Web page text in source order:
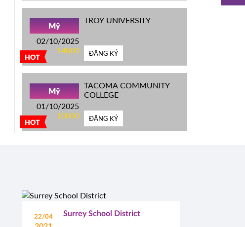
HOT
Mỹ
02/10/2025
14h00
TROY UNIVERSITY
ĐĂNG KÝ
HOT
Mỹ
01/10/2025
10h00
TACOMA COMMUNITY
COLLEGE
ĐĂNG KÝ
22/04 Surrey School District